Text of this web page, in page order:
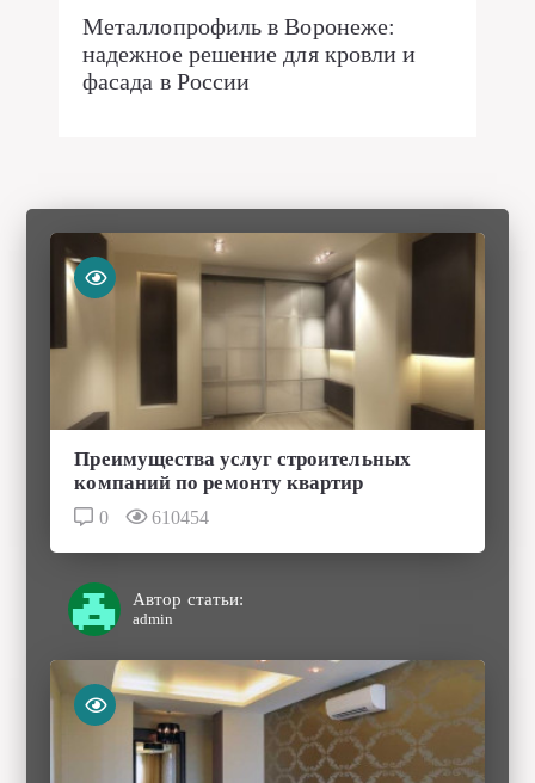
Металлопрофиль в Воронеже:
надежное решение для кровли и
фасада в России
Преимущества услуг строительных
компаний по ремонту квартир
0 610454
Автор статьи:
admin